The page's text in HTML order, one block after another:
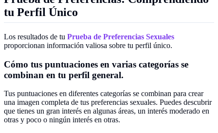
tu Perfil Único
Los resultados de tu Prueba de Preferencias Sexuales
proporcionan información valiosa sobre tu perfil único.
Cómo tus puntuaciones en varias categorías se
combinan en tu perfil general.
Tus puntuaciones en diferentes categorías se combinan para crear
una imagen completa de tus preferencias sexuales. Puedes descubrir
que tienes un gran interés en algunas áreas, un interés moderado en
otras y poco o ningún interés en otras.